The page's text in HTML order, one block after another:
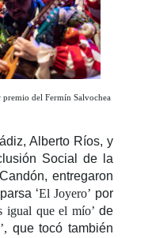
del Fermín Salvochea
Alberto Ríos, y
Social de la
entregaron
‘El Joyero’ por
igual que el mío’ de
que tocó también